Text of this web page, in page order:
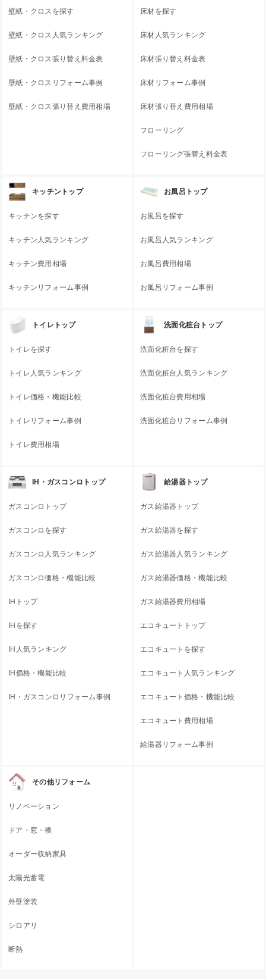
壁紙・クロスを探す
壁紙・クロス人気ランキング
壁紙・クロス張り替え料金表
壁紙・クロスリフォーム事例
壁紙・クロス張り替え費用相場
床材を探す
床材人気ランキング
床材張り替え料金表
床材リフォーム事例
床材張り替え費用相場
フローリング
フローリング張替え料金表
キッチントップ
キッチンを探す
キッチン人気ランキング
キッチン費用相場
キッチンリフォーム事例
お風呂トップ
お風呂を探す
お風呂人気ランキング
お風呂費用相場
お風呂リフォーム事例
トイレトップ
トイレを探す
トイレ人気ランキング
トイレ価格・機能比較
トイレリフォーム事例
トイレ費用相場
洗面化粧台トップ
洗面化粧台を探す
洗面化粧台人気ランキング
洗面化粧台費用相場
洗面化粧台リフォーム事例
IH・ガスコンロトップ
ガスコンロトップ
ガスコンロを探す
ガスコンロ人気ランキング
ガスコンロ価格・機能比較
IHトップ
IHを探す
IH人気ランキング
IH価格・機能比較
IH・ガスコンロリフォーム事例
給湯器トップ
ガス給湯器トップ
ガス給湯器を探す
ガス給湯器人気ランキング
ガス給湯器価格・機能比較
ガス給湯器費用相場
エコキュートトップ
エコキュートを探す
エコキュート人気ランキング
エコキュート価格・機能比較
エコキュート費用相場
給湯器リフォーム事例
その他リフォーム
リノベーション
ドア・窓・襖
オーダー収納家具
太陽光蓄電
外壁塗装
シロアリ
断熱